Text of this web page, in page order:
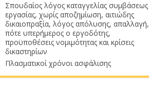
Σπουδαίος λόγος καταγγελίας συμβάσεως
εργασίας, χωρίς αποζημίωση, αιτιώδης
δικαιοπραξία, λόγος απόλυσης, απαλλαγή,
πότε υπερήμερος ο εργοδότης,
προϋποθέσεις νομιμότητας και κρίσεις
δικαστηρίων
Πλασματικοί χρόνοι ασφάλισης